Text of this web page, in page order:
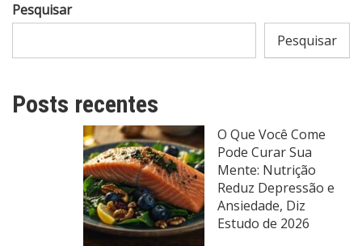
Pesquisar
Pesquisar
Posts recentes
O Que Você Come
Pode Curar Sua
Mente: Nutrição
Reduz Depressão e
Ansiedade, Diz
Estudo de 2026